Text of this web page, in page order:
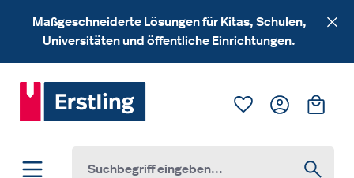
Zum Hauptinhalt springen
Maßgeschneiderte Lösungen für Kitas, Schulen,
Universitäten und öffentliche Einrichtungen.
Du hast 0